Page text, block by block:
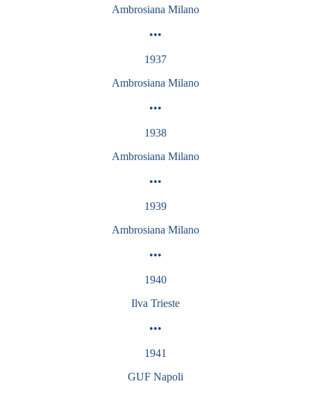
Ambrosiana Milano
•••
1937
Ambrosiana Milano
•••
1938
Ambrosiana Milano
•••
1939
Ambrosiana Milano
•••
1940
Ilva Trieste
•••
1941
GUF Napoli